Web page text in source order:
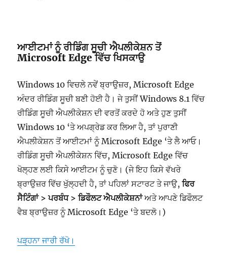
ਆਈਟਮਾਂ ਨੂੰ ਰੀਡਿੰਗ ਸੂਚੀ ਐਪਲੀਕੇਸ਼ਨ ਤੋਂ
Microsoft Edge ਵਿੱਚ ਖਿਸਕਾਉ
Windows 10 ਵਿਚਲੇ ਨਵੇਂ ਬ੍ਰਾਉਜ਼ਰ, Microsoft Edge
ਅੰਦਰ ਰੀਡਿੰਗ ਸੂਚੀ ਬਣੀ ਹੋਈ ਹੈ। ਜੇ ਤੁਸੀਂ Windows 8.1 ਵਿੱਚ
ਰੀਡਿੰਗ ਸੂਚੀ ਐਪਲੀਕੇਸ਼ਨ ਦੀ ਵਰਤੋਂ ਕਰਦੇ ਹੋ ਅਤੇ ਹੁਣ ਤੁਸੀਂ
Windows 10 ‘ਤੇ ਅਪਗ੍ਰੇਡ ਕਰ ਲਿਆ ਹੈ, ਤਾਂ ਪੁਰਾਣੀ
ਐਪਲੀਕੇਸ਼ਨ ਤੋਂ ਆਈਟਮਾਂ ਨੂੰ Microsoft Edge ‘ਤੇ ਲੈ ਆਓ।
ਰੀਡਿੰਗ ਸੂਚੀ ਐਪਲੀਕੇਸ਼ਨ ਵਿੱਚ, Microsoft Edge ਵਿੱਚ
ਖੋਲ੍ਹਣ ਲਈ ਕਿਸੇ ਆਈਟਮ ਨੂੰ ਚੁਣੋ। (ਜੇ ਇਹ ਕਿਸੇ ਵੱਖਰੇ
ਬ੍ਰਾਉਜ਼ਰ ਵਿੱਚ ਖੁੱਲ੍ਹਦੀ ਹੈ, ਤਾਂ ਪਹਿਲਾਂ ਸਟਾਰਟ ਤੇ ਜਾਉ, ਫਿਰ
ਸੈਟਿੰਗਾਂ > ਪਰਬੰਧ > ਡਿਫੌਲਟ ਐਪਲੀਕੇਸ਼ਨਾਂਅਤੇ ਆਪਣੇ ਡਿਫੌਲਟ
ਵੈਬ ਬ੍ਰਾਉਜ਼ਰ ਨੂੰ Microsoft Edge ‘ਤੇ ਬਦਲੋ।)
“ਆਈਟਮਾਂ ਨੂੰ ਰੀਡਿੰਗ ਸੂਚੀ ਐਪਲੀਕੇਸ਼ਨ ਤੋਂ microsoft edge ਵਿੱਚ
ਪੜ੍ਹਨਾ ਜਾਰੀ ਰੱਖੋ।